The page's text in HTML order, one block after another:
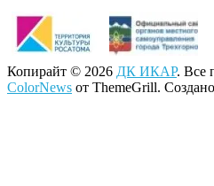
Копирайт © 2026 ДК ИКАР. Все
ColorNews от ThemeGrill.